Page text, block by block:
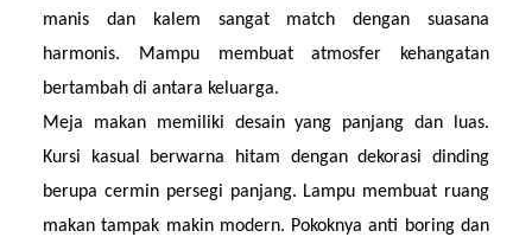
manis dan kalem sangat match dengan suasana
harmonis. Mampu membuat atmosfer kehangatan
bertambah di antara keluarga.
Meja makan memiliki desain yang panjang dan luas.
Kursi kasual berwarna hitam dengan dekorasi dinding
berupa cermin persegi panjang. Lampu membuat ruang
makan tampak makin modern. Pokoknya anti boring dan